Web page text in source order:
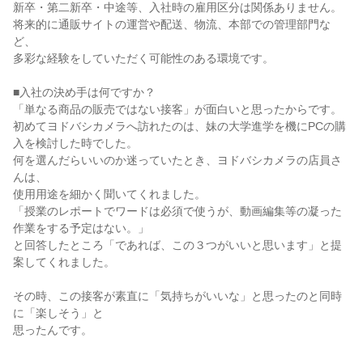
新卒・第二新卒・中途等、入社時の雇用区分は関係ありません。
将来的に通販サイトの運営や配送、物流、本部での管理部門な
ど、
多彩な経験をしていただく可能性のある環境です。
■入社の決め手は何ですか？
「単なる商品の販売ではない接客」が面白いと思ったからです。
初めてヨドバシカメラへ訪れたのは、妹の大学進学を機にPCの購
入を検討した時でした。
何を選んだらいいのか迷っていたとき、ヨドバシカメラの店員さ
んは、
使用用途を細かく聞いてくれました。
「授業のレポートでワードは必須で使うが、動画編集等の凝った
作業をする予定はない。」
と回答したところ「であれば、この３つがいいと思います」と提
案してくれました。
その時、この接客が素直に「気持ちがいいな」と思ったのと同時
に「楽しそう」と
思ったんです。